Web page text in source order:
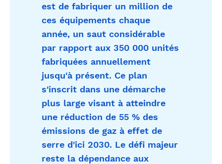
est de fabriquer un million de
ces équipements chaque
année, un saut considérable
par rapport aux 350 000 unités
fabriquées annuellement
jusqu'à présent. Ce plan
s'inscrit dans une démarche
plus large visant à atteindre
une réduction de 55 % des
émissions de gaz à effet de
serre d'ici 2030. Le défi majeur
reste la dépendance aux